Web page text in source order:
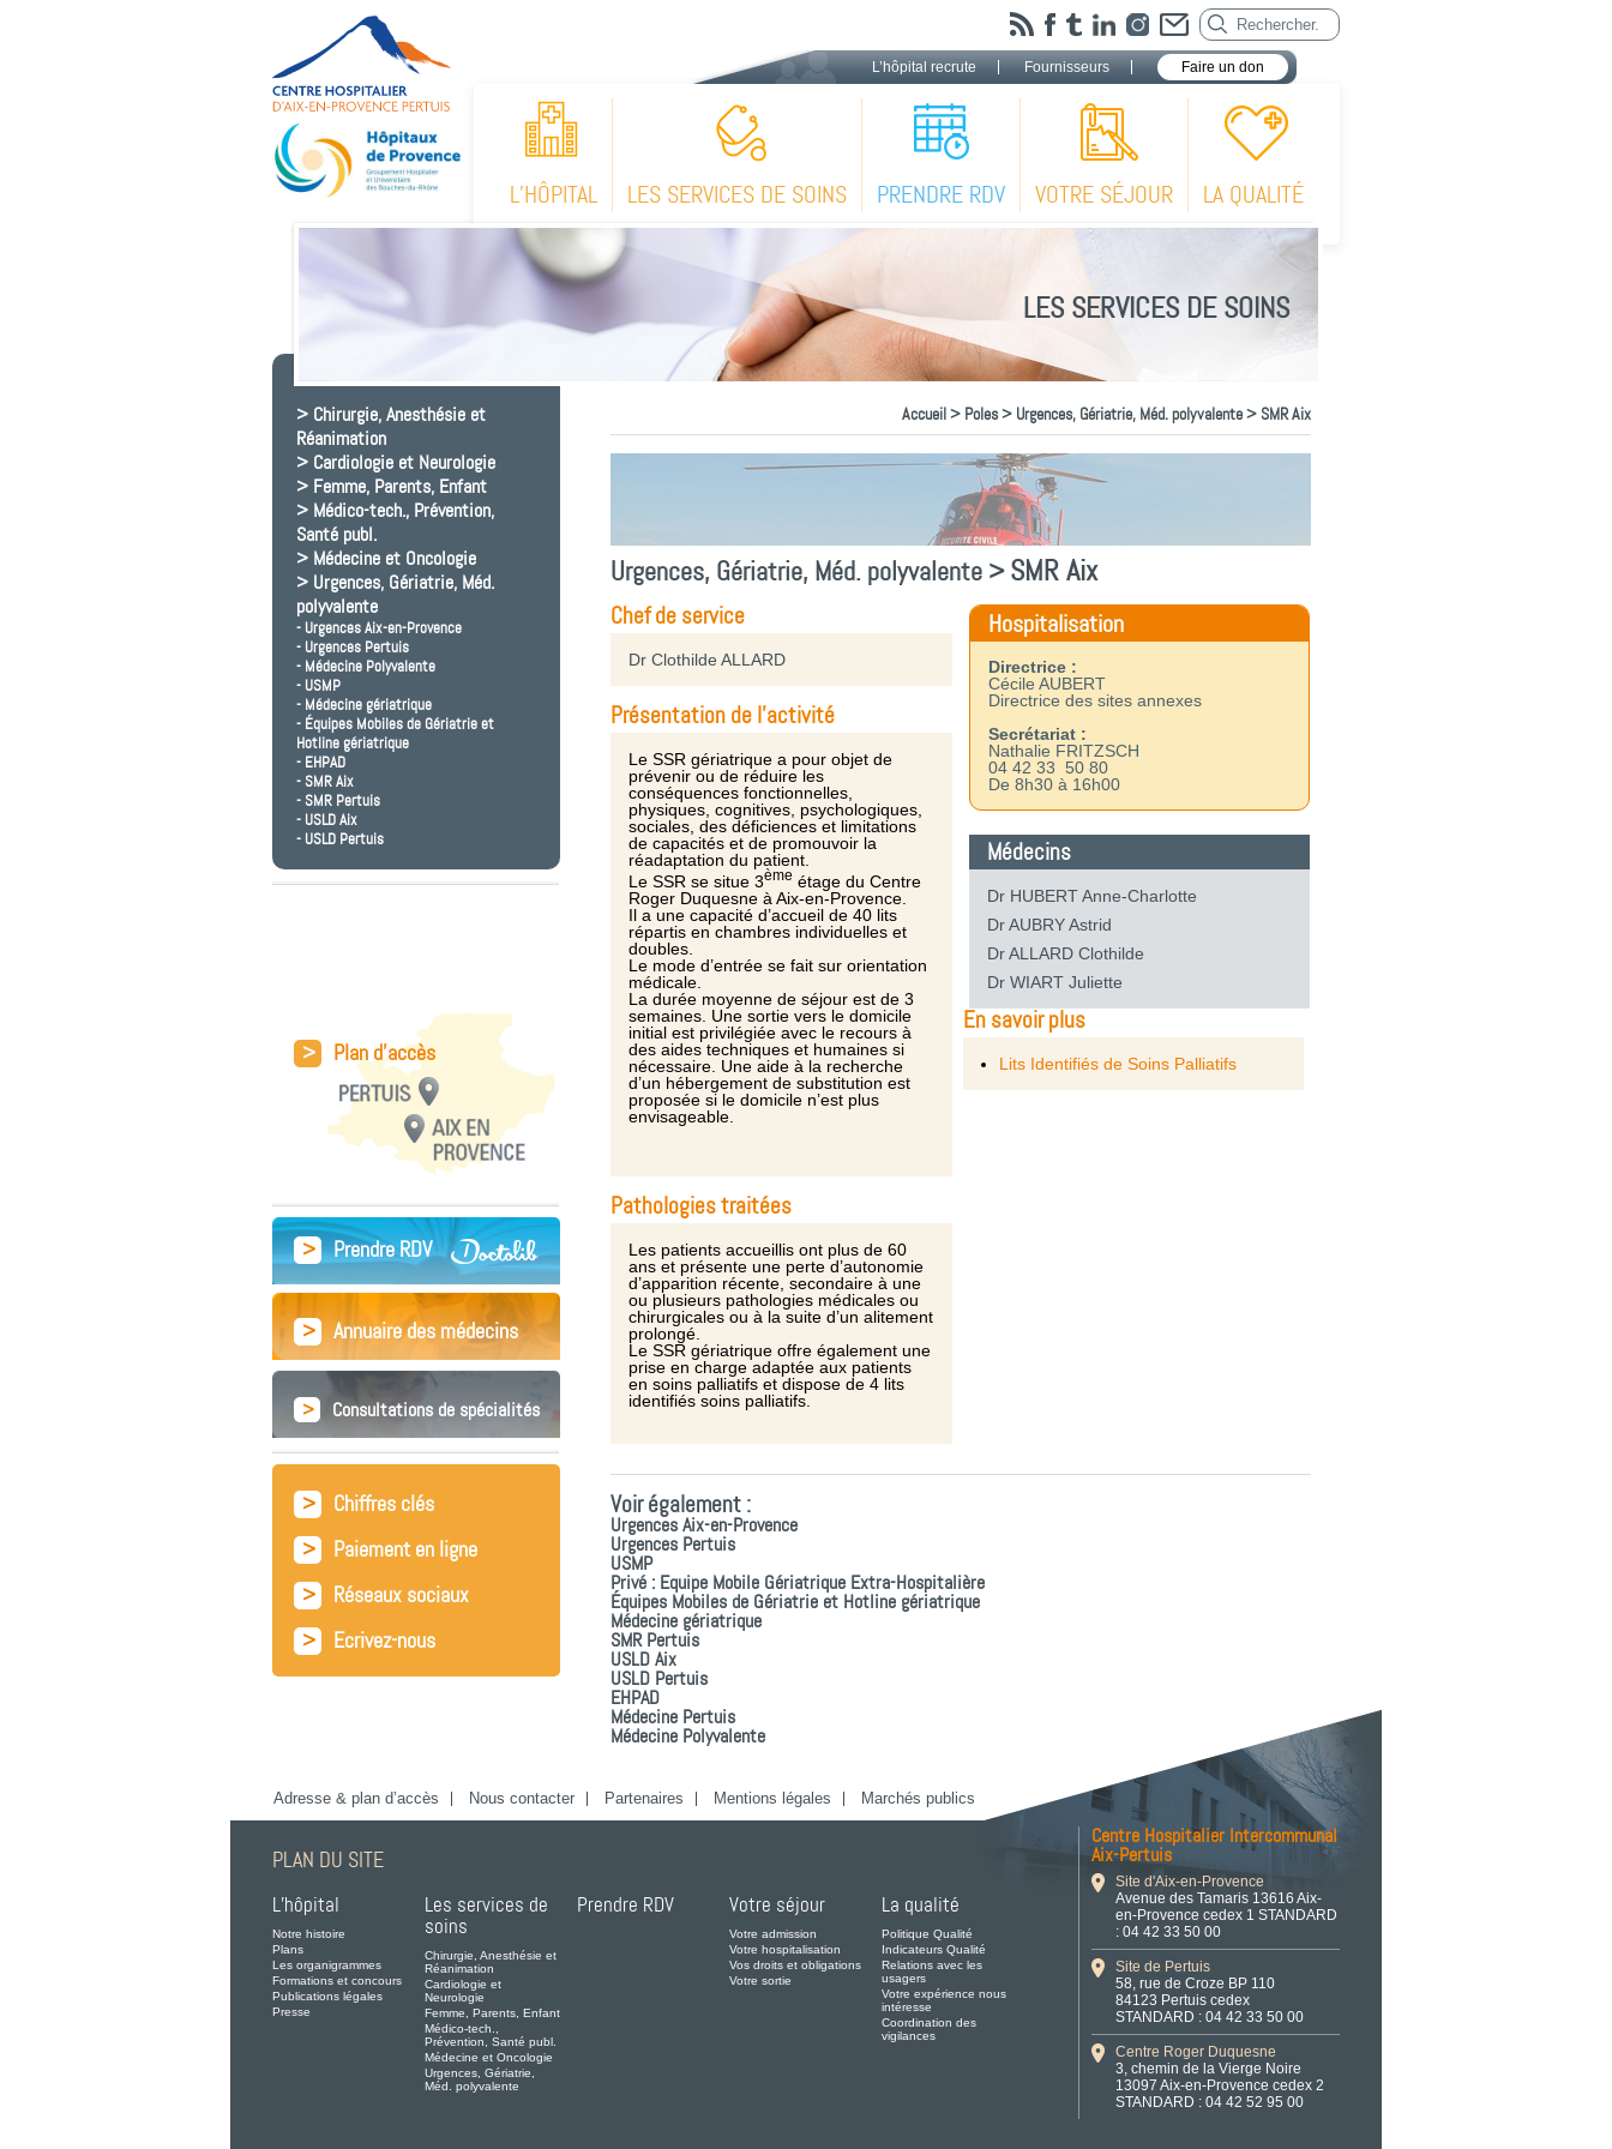
L’hôpital recrute Fournisseurs Faire un don
L’HÔPITAL LES SERVICES DE SOINS PRENDRE RDV VOTRE SÉJOUR LA QUALITÉ
LES SERVICES DE SOINS
Chirurgie, Anesthésie et
Réanimation
Cardiologie et Neurologie
Femme, Parents, Enfant
Médico-tech., Prévention,
Santé publ.
Médecine et Oncologie
Urgences, Gériatrie, Méd.
polyvalente
Urgences Aix-en-Provence
Urgences Pertuis
Médecine Polyvalente
USMP
Médecine gériatrique
Équipes Mobiles de Gériatrie et
Hotline gériatrique
EHPAD
SMR Aix
SMR Pertuis
USLD Aix
USLD Pertuis
> Plan d'accès
> Prendre RDV
> Annuaire des médecins
> Consultations de spécialités
>
Chiffres clés
>
Paiement en ligne
>
Réseaux sociaux
>
Ecrivez-nous
Accueil> Poles> Urgences, Gériatrie, Méd. polyvalente> SMR Aix
Urgences, Gériatrie, Méd. polyvalente >SMR Aix
Chef de service
Dr Clothilde ALLARD
Présentation de l'activité
Le SSR gériatrique a pour objet de
prévenir ou de réduire les
conséquences fonctionnelles,
physiques, cognitives, psychologiques,
sociales, des déficiences et limitations
de capacités et de promouvoir la
réadaptation du patient.
Le SSR se situe 3ème étage du Centre
Roger Duquesne à Aix-en-Provence.
Il a une capacité d’accueil de 40 lits
répartis en chambres individuelles et
doubles.
Le mode d’entrée se fait sur orientation
médicale.
La durée moyenne de séjour est de 3
semaines. Une sortie vers le domicile
initial est privilégiée avec le recours à
des aides techniques et humaines si
nécessaire. Une aide à la recherche
d’un hébergement de substitution est
proposée si le domicile n’est plus
envisageable.
Pathologies traitées
Les patients accueillis ont plus de 60
ans et présente une perte d’autonomie
d’apparition récente, secondaire à une
ou plusieurs pathologies médicales ou
chirurgicales ou à la suite d’un alitement
prolongé.
Le SSR gériatrique offre également une
prise en charge adaptée aux patients
en soins palliatifs et dispose de 4 lits
identifiés soins palliatifs.
Hospitalisation
Directrice :
Cécile AUBERT
Directrice des sites annexes
Secrétariat :
Nathalie FRITZSCH
04 42 33 50 80
De 8h30 à 16h00
Médecins
Dr HUBERT Anne-Charlotte
Dr AUBRY Astrid
Dr ALLARD Clothilde
Dr WIART Juliette
En savoir plus
Lits Identifiés de Soins Palliatifs
Voir également :
Urgences Aix-en-Provence
Urgences Pertuis
USMP
Privé : Equipe Mobile Gériatrique Extra-Hospitalière
Équipes Mobiles de Gériatrie et Hotline gériatrique
Médecine gériatrique
SMR Pertuis
USLD Aix
USLD Pertuis
EHPAD
Médecine Pertuis
Médecine Polyvalente
Adresse & plan d’accès Nous contacter Partenaires Mentions légales Marchés publics
PLAN DU SITE
L’hôpital
Notre histoire
Plans
Les organigrammes
Formations et concours
Publications légales
Presse
Les services de
soins
Chirurgie, Anesthésie et
Réanimation
Cardiologie et
Neurologie
Femme, Parents, Enfant
Médico-tech.,
Prévention, Santé publ.
Médecine et Oncologie
Urgences, Gériatrie,
Méd. polyvalente
Prendre RDV Votre séjour
Votre admission
Votre hospitalisation
Vos droits et obligations
Votre sortie
La qualité
Politique Qualité
Indicateurs Qualité
Relations avec les
usagers
Votre expérience nous
intéresse
Coordination des
vigilances
Centre Hospitalier Intercommunal
Aix-Pertuis
Site d'Aix-en-Provence
Avenue des Tamaris 13616 Aix-
en-Provence cedex 1 STANDARD
: 04 42 33 50 00
Site de Pertuis
58, rue de Croze BP 110
84123 Pertuis cedex
STANDARD : 04 42 33 50 00
Centre Roger Duquesne
3, chemin de la Vierge Noire
13097 Aix-en-Provence cedex 2
STANDARD : 04 42 52 95 00